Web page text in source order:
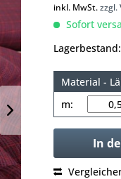
inkl. MwSt.zzgl.
Sofort
Material -
m:
In